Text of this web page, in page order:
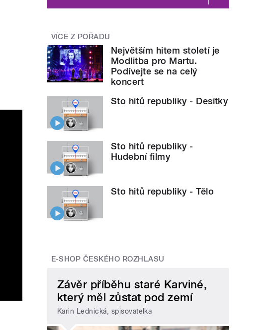
VÍCE Z POŘADU
Největším hitem století je
Modlitba pro Martu.
Podívejte se na celý
koncert
Sto hitů republiky - Desítky
Sto hitů republiky -
Hudební filmy
Sto hitů republiky - Tělo
E-SHOP ČESKÉHO ROZHLASU
Závěr příběhu staré Karviné,
který měl zůstat pod zemí
Karin Lednická, spisovatelka